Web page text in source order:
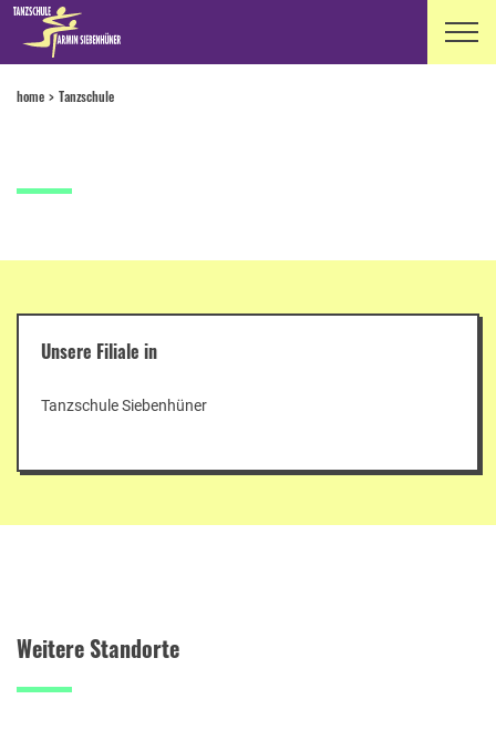
home Tanzschule
Unsere Filiale in
Tanzschule Siebenhüner
Weitere Standorte